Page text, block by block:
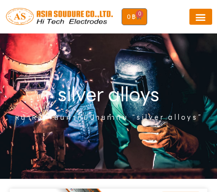
0 ฿ 0
silver alloys
หน้าหลัก›สินค้าที่มีป้ายกำกับ “silver alloys”